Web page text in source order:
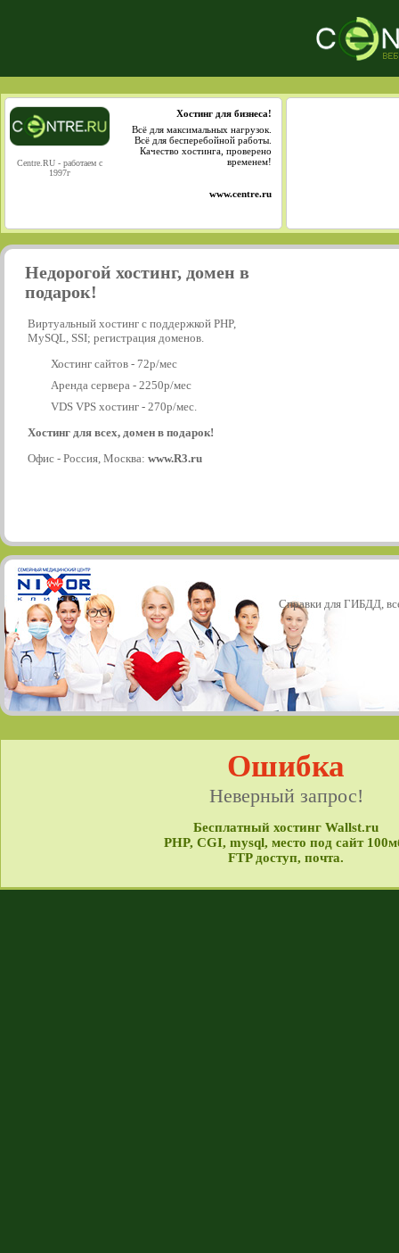
Centre.RU - работаем с
1997г
Хостинг для бизнеса!
Всё для максимальных нагрузок.
Всё для бесперебойной работы.
Качество хостинга, проверено
временем!
www.centre.ru
Недорогой хостинг, домен в
подарок!
Виртуальный хостинг с поддержкой PHP,
MySQL, SSI; регистрация доменов.
Хостинг сайтов - 72р/мес
Аренда сервера - 2250р/мес
VDS VPS хостинг - 270р/мес.
Хостинг для всех, домен в подарок!
Офис - Россия, Москва: www.R3.ru
Справки для ГИБДД,
Ошибка
Неверный запрос!
Бесплатный хостинг Wallst.ru
PHP, CGI, mysql, место под сайт
FTP доступ, почта.